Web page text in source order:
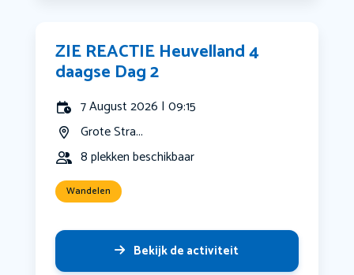
ZIE REACTIE Heuvelland 4
daagse Dag 2
7 August 2026 | 09:15
Grote Stra...
8 plekken beschikbaar
Wandelen
Bekijk de activiteit